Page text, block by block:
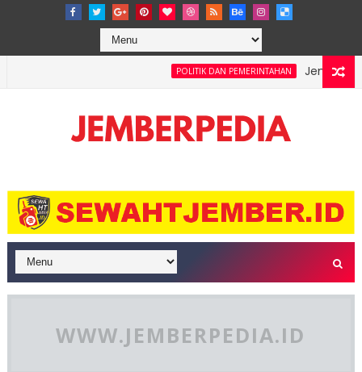
POLITIK DAN PEMERINTAHAN
Jember
WWW.JEMBERPEDIA.ID